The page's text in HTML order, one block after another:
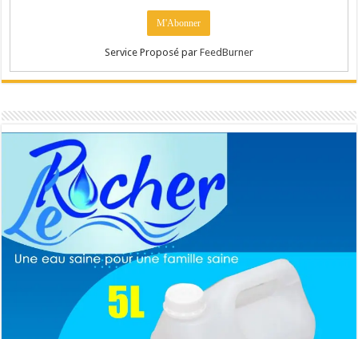
Service Proposé par FeedBurner